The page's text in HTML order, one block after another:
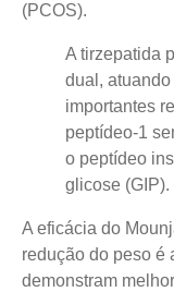
(PCOS).
A tirzepatida
dual,
importantes
peptídeo-1
o peptídeo
glicose (GIP).
A eficácia do
redução do peso é
demonstram